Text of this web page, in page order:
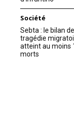
Société
Sebta : le bilan
tragédie
atteint au moins
morts